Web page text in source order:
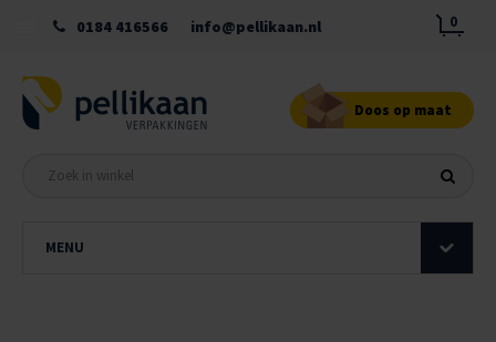
0184 416566 info@pellikaan.nl 0
Doos op maat
MENU